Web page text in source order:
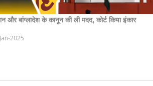
और बांग्लादेश के कानून की ली मदद, कोर्ट किया इंकार
2025